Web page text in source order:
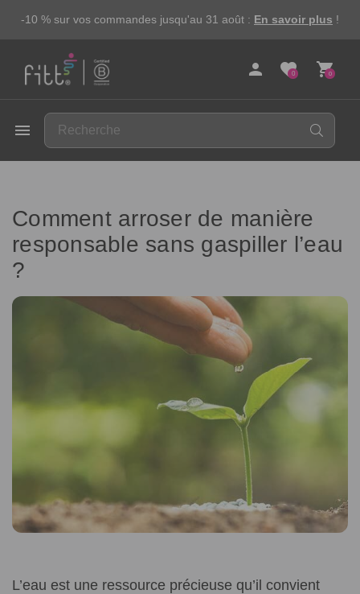
-10 % sur vos commandes jusqu'au 31 août : En savoir plus !
person 0
favorite 0
shopping_cart
menu
Comment arroser de manière
responsable sans gaspiller l’eau
?
L’eau est une ressource précieuse qu’il convient